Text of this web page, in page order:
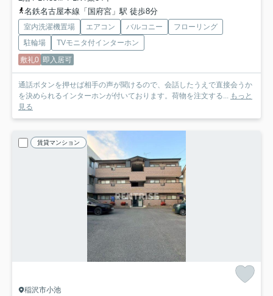
名鉄名古屋本線「国府宮」駅 徒歩8分
室内洗濯機置場 エアコン バルコニー
フローリング
駐輪場
TVモニタ付インターホン
敷礼0 即入居可
通話ボタンを押せば相手の声が聞けるので、会話したうえで直接会うか
を決められるインターホンが付いております。荷物を注文する... もっと
見る
賃貸マンション
稲沢市小池